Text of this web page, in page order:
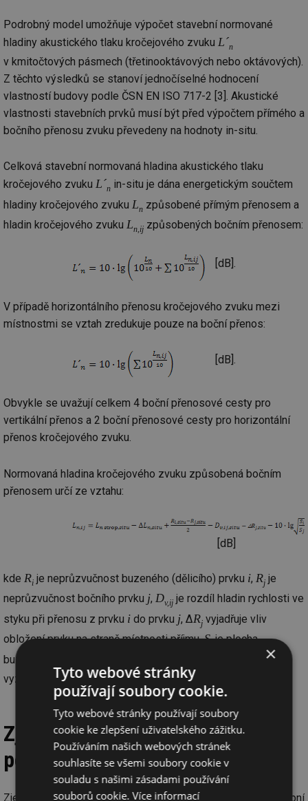
Podrobný model umožňuje výpočet stavební normované
hladiny akustického tlaku kročejového zvuku L´n
v kmitočtových pásmech (třetinooktávových nebo oktávových).
Z těchto výsledků se stanoví jednočíselné hodnocení
vlastností budovy podle ČSN EN ISO 717-2 [3]. Akustické
vlastnosti stavebních prvků musí být před výpočtem přímého a
bočního přenosu zvuku převedeny na hodnoty in-situ.
Celková stavební normovaná hladina akustického tlaku
kročejového zvuku L´n in-situ je dána energetickým součtem
hladiny kročejového zvuku Ln způsobené přímým přenosem a
hladin kročejového zvuku Ln,ij způsobených bočním přenosem:
[dB].
V případě horizontálního přenosu kročejového zvuku mezi
místnostmi se vztah zredukuje pouze na boční přenos:
[dB].
Obvykle se uvažují celkem 4 boční přenosové cesty pro
vertikální přenos a 2 boční přenosové cesty pro horizontální
přenos kročejového zvuku.
Normovaná hladina kročejového zvuku způsobená bočním
přenosem určí ze vztahu:
[dB]
kde Ri je neprůzvučnost buzeného (dělicího) prvku i, Rj je
neprůzvučnost bočního prvku j, Dv,ij je rozdíl hladin rychlosti ve
styku při přenosu z prvku i do prvku j, ΔRj vyjadřuje vliv
obložení prvku na straně místnosti příjmu,Sje plocha
buzeného (dělicího) prvku a
j
vyzařujícího zvuk do místnosti příjmu.
Zjednodušený model výpočtu
podle ČSN 12354-2
Zjednodušený model umožňuje přímý výpočet vážené stavební
×
Tyto webové stránky
používají soubory cookie.
Tyto webové stránky používají soubory
cookie ke zlepšení uživatelského zážitku.
Používáním našich webových stránek
souhlasíte se všemi soubory cookie v
souladu s našimi zásadami používání
souborů cookie.Více informací